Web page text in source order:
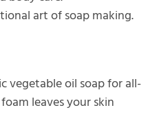
art of soap making.
vegetable oil soap for all-
leaves your skin